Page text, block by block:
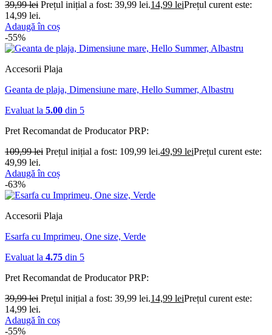
39,99lei Prețul inițial a fost: 39,99 lei.14,99 leiPrețul curent este:
14,99 lei.
Adaugă în coș
-55%
Accesorii Plaja
Geanta de plaja, Dimensiune mare, Hello Summer, Albastru
Evaluat la 5.00 din 5
Pret Recomandat de ProducatorPRP:
109,99lei Prețul inițial a fost: 109,99 lei.49,99 leiPrețul curent este:
49,99 lei.
Adaugă în coș
-63%
Accesorii Plaja
Esarfa cu Imprimeu, One size, Verde
Evaluat la 4.75 din 5
Pret Recomandat de ProducatorPRP:
39,99lei Prețul inițial a fost: 39,99 lei.14,99 leiPrețul curent este:
14,99 lei.
Adaugă în coș
-55%